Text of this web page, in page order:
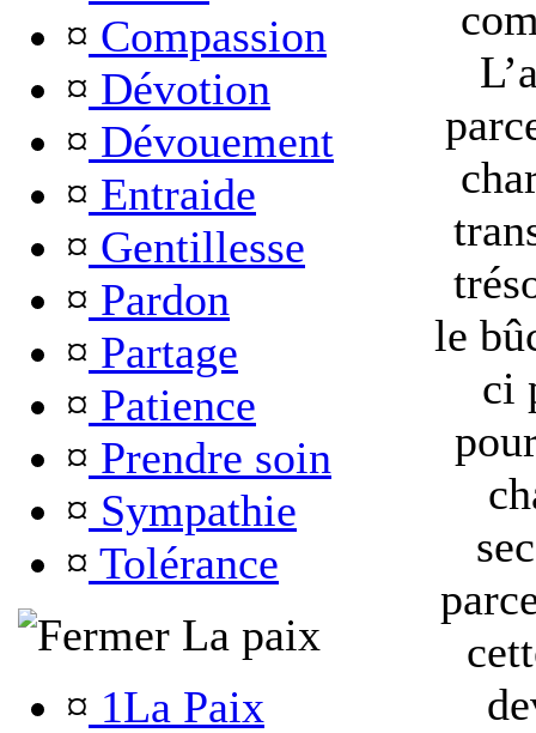
¤ Compassion
¤ Dévotion
¤ Dévouement
¤ Entraide
¤ Gentillesse
¤ Pardon
¤ Partage
¤ Patience
¤ Prendre soin
¤ Sympathie
¤ Tolérance
La paix
¤ 1La Paix
le
ci